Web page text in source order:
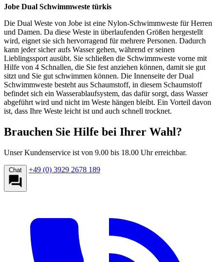
Jobe Dual Schwimmweste türkis
Die Dual Weste von Jobe ist eine Nylon-Schwimmweste für Herren
und Damen. Da diese Weste in überlaufenden Größen hergestellt
wird, eignet sie sich hervorragend für mehrere Personen. Dadurch
kann jeder sicher aufs Wasser gehen, während er seinen
Lieblingssport ausübt. Sie schließen die Schwimmweste vorne mit
Hilfe von 4 Schnallen, die Sie fest anziehen können, damit sie gut
sitzt und Sie gut schwimmen können. Die Innenseite der Dual
Schwimmweste besteht aus Schaumstoff, in diesem Schaumstoff
befindet sich ein Wasserablaufsystem, das dafür sorgt, dass Wasser
abgeführt wird und nicht im Weste hängen bleibt. Ein Vorteil davon
ist, dass Ihre Weste leicht ist und auch schnell trocknet.
Brauchen Sie Hilfe bei Ihrer Wahl?
Unser Kundenservice ist von 9.00 bis 18.00 Uhr erreichbar.
Chat +49 (0) 3929 2678 189